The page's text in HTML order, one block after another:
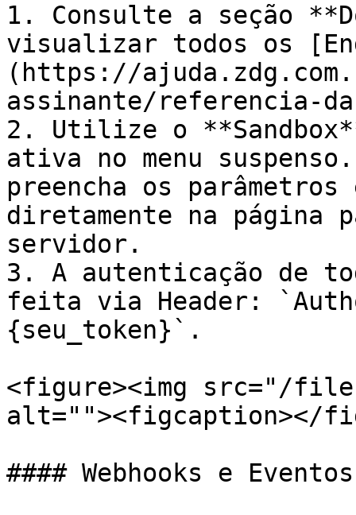
1. Consulte a seção
visualizar todos os
(https://
assinante/referencia-
2. Utilize o
ativa no menu
preencha os
diretamente na página
servidor.
3. A autenticação de
feita via Header:
{seu_token}`.
<figure><img src="/files/
alt=""><figcaption></
#### Webhooks e Eventos